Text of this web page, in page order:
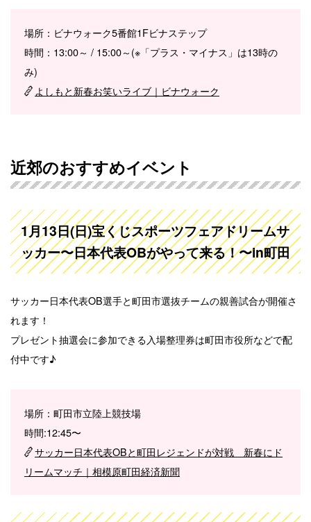
場所：ビナウォーク5番館1Fビナステップ
時間：13:00～ / 15:00～(※「プラス・マイナス」は13時の
み)
よしもと新春お笑いライブ｜ビナウォーク
近郊のおすすめイベント
1月13日(日)宝くじスポーツフェアドリームサ
ッカー〜日本代表OBがやって来る！〜in町田
サッカー日本代表OB選手と町田市選抜チームの親善試合が開催さ
れます！
プレゼント抽選会に参加できる入場整理券は町田市役所などで配
付中です♪
場所：町田市立陸上競技場
時間:12:45〜
サッカー日本代表OBと町田レジェンドが対戦 新春にド
リームマッチ｜相模原町田経済新聞